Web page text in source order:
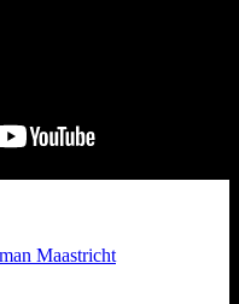
Maastricht